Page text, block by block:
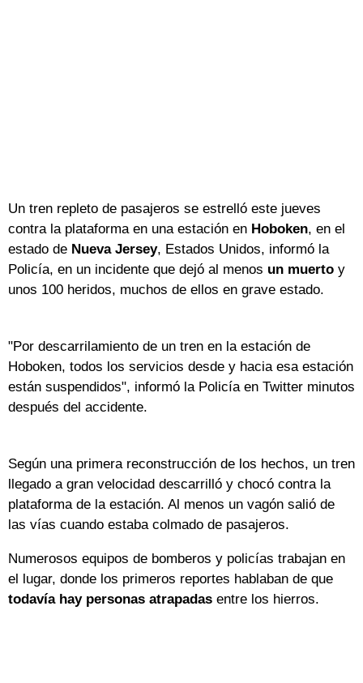
Un tren repleto de pasajeros se estrelló este jueves
contra la plataforma en una estación en Hoboken, en el
estado de Nueva Jersey, Estados Unidos, informó la
Policía, en un incidente que dejó al menos un muerto y
unos 100 heridos, muchos de ellos en grave estado.
"Por descarrilamiento de un tren en la estación de
Hoboken, todos los servicios desde y hacia esa estación
están suspendidos", informó la Policía en Twitter minutos
después del accidente.
Según una primera reconstrucción de los hechos, un tren
llegado a gran velocidad descarrilló y chocó contra la
plataforma de la estación. Al menos un vagón salió de
las vías cuando estaba colmado de pasajeros.
Numerosos equipos de bomberos y policías trabajan en
el lugar, donde los primeros reportes hablaban de que
todavía hay personas atrapadas entre los hierros.